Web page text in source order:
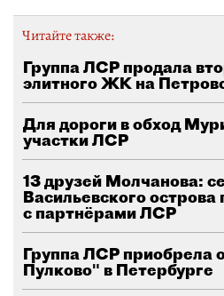
Читайте также:
Группа ЛСР продала
элитного ЖК на
Для дороги в обход
участки ЛСР
13 друзей Молчанова:
Васильевского острова
с партнёрами ЛСР
Группа ЛСР приобрела
Пулково" в Петербурге